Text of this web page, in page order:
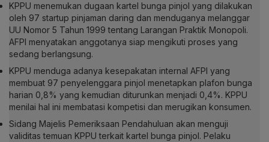
KPPU menemukan dugaan kartel bunga pinjol yang dilakukan
oleh 97 startup pinjaman daring dan menduganya melanggar
UU Nomor 5 Tahun 1999 tentang Larangan Praktik Monopoli.
AFPI menyatakan anggotanya siap mengikuti proses yang
sedang berlangsung.
KPPU menduga adanya kesepakatan internal AFPI yang
membuat 97 penyelenggara pinjol menetapkan plafon bunga
harian 0,8% yang kemudian diturunkan menjadi 0,4%. KPPU
menilai hal ini membatasi kompetisi dan merugikan konsumen.
Sidang Majelis Pemeriksaan Pendahuluan akan menguji
validitas temuan KPPU terkait kartel bunga pinjol. Pelaku